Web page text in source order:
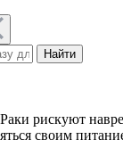
Найти
рискуют
своим